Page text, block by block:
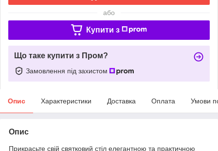
або
Купити з
Що таке купити з Пром?
Замовлення під захистом
Опис Характеристики Доставка Оплата Умови
Опис
Прикрасьте свій святковий стіл елегантною та практичною